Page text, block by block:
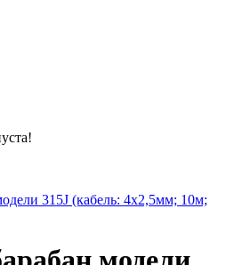
315J (кабель: 4х2,5мм; 10м;